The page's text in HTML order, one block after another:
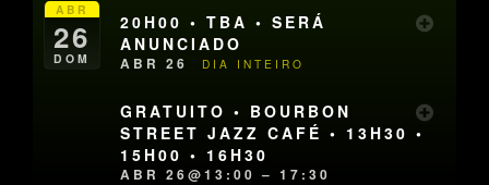
ABR
26
DOM
20H00 • TBA • SERÁ
ANUNCIADO
ABR 26 DIA INTEIRO
GRATUITO • BOURBON
STREET JAZZ CAFÉ • 13H30 •
15H00 • 16H30
ABR 26@13:00 – 17:30